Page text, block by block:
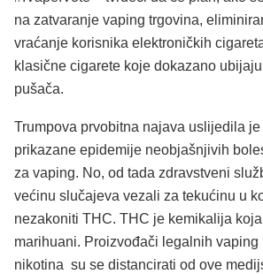
na zatvaranje vaping trgovina,
vraćanje korisnika elektroničkih
klasične cigarete koje dokazano
pušača.
Trumpova prvobitna najava uslijedila
prikazane epidemije neobjašnjivih
za vaping. No, od tada zdravstveni
većinu slučajeva vezali za tekućinu u
nezakoniti THC. THC je kemikalija
marihuani. Proizvođači legalnih vaping
nikotina su se distancirati od ove